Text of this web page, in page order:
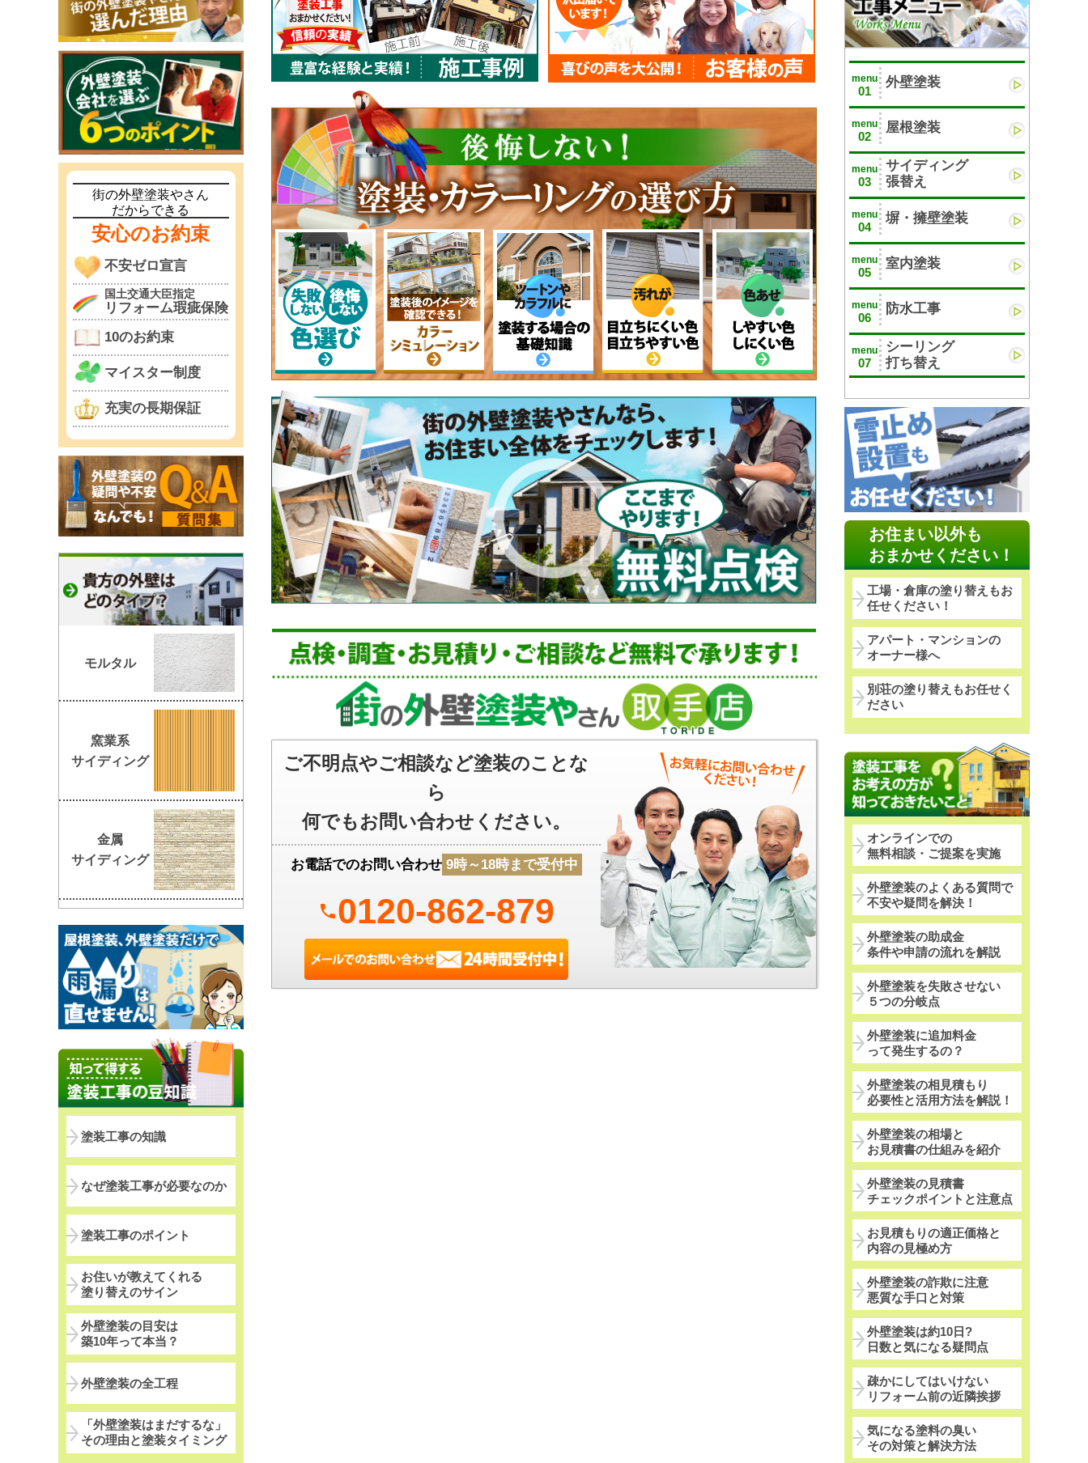
ご不明点やご相談など塗装のことな
ら
何でもお問い合わせください。
お電話でのお問い合わせ 9時～18時まで受付中
phone0120-862-879
menu
01
外壁塗装
menu
02
屋根塗装
menu
03
サイディング
張替え
menu
04
塀・擁壁塗装
menu
05
室内塗装
menu
06
防水工事
menu
07
シーリング
打ち替え
お住まい以外も
おまかせください！
工場・倉庫の塗り替えもお
任せください！
アパート・マンションの
オーナー様へ
別荘の塗り替えもお任せく
ださい
オンラインでの
無料相談・ご提案を実施
外壁塗装のよくある質問で
不安や疑問を解決！
外壁塗装の助成金
条件や申請の流れを解説
外壁塗装を失敗させない
５つの分岐点
外壁塗装に追加料金
って発生するの？
外壁塗装の相見積もり
必要性と活用方法を解説！
外壁塗装の相場と
お見積書の仕組みを紹介
外壁塗装の見積書
チェックポイントと注意点
お見積もりの適正価格と
内容の見極め方
外壁塗装の詐欺に注意
悪質な手口と対策
外壁塗装は約10日?
日数と気になる疑問点
疎かにしてはいけない
リフォーム前の近隣挨拶
気になる塗料の臭い
その対策と解決方法
街の外壁塗装やさん
だからできる
安心のお約束
不安ゼロ宣言
国土交通大臣指定
リフォーム瑕疵保険
10のお約束
マイスター制度
充実の長期保証
モルタル
窯業系
サイディング
金属
サイディング
塗装工事の知識
なぜ塗装工事が必要なのか
塗装工事のポイント
お住いが教えてくれる
塗り替えのサイン
外壁塗装の目安は
築10年って本当？
外壁塗装の全工程
「外壁塗装はまだするな」
その理由と塗装タイミング